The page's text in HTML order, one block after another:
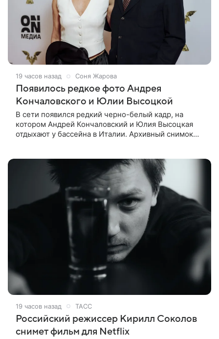
19 часов назад Соня Жарова
Появилось редкое фото Андрея
Кончаловского и Юлии Высоцкой
В сети появился редкий черно-белый кадр, на
котором Андрей Кончаловский и Юлия Высоцкая
отдыхают у бассейна в Италии. Архивный снимок
19 часов назад ТАСС
Российский режиссер Кирилл Соколов
снимет фильм для Netflix